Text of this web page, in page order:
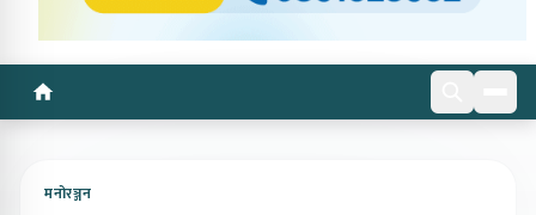
मनोरञ्जन